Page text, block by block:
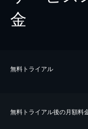
金
無料トライアル
無料トライアル後の⽉額料